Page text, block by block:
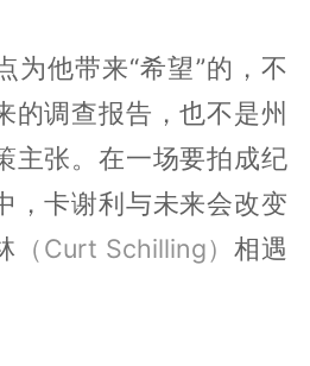
为他带来“希望”的，不
的调查报告，也不是州
主张。在一场要拍成纪
，卡谢利与未来会改变
（Curt Schilling）相遇